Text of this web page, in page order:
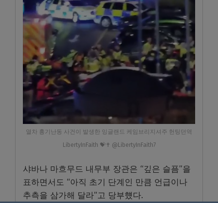
열차 흉기난동 사건이 발생한 잉글랜드 케임브리지셔주 헌팅던역
LibertyInFaith 💝✝️ @LibertyInFaith7
샤바나 마흐무드 내무부 장관은 “깊은 슬픔”을
표하면서도 “아직 초기 단계인 만큼 언급이나
추측을 삼가해 달라”고 당부헀다.